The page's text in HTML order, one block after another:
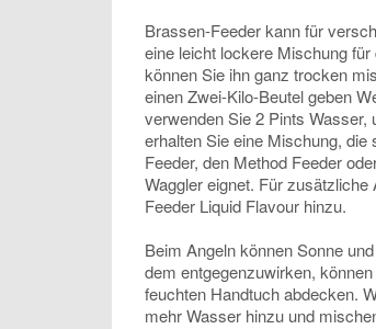
Brassen-Feeder kann für
eine leicht lockere Mischung
können Sie ihn ganz trocken
einen Zwei-Kilo-Beutel geben
verwenden Sie 2 Pints
erhalten Sie eine Mischung,
Feeder, den Method Feeder
Waggler eignet. Für
Feeder Liquid Flavour hinzu.
Beim Angeln können Sonne
dem entgegenzuwirken,
feuchten Handtuch abdecken.
mehr Wasser hinzu und